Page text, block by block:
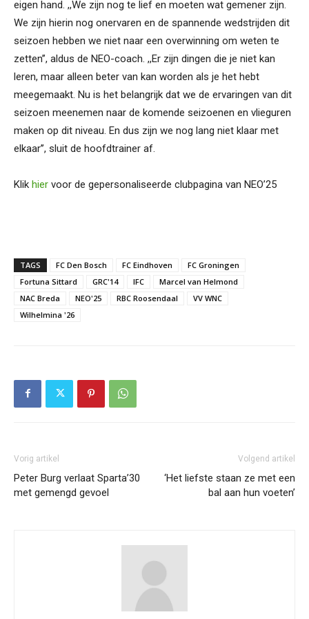
eigen hand. ,,We zijn nog te lief en moeten wat gemener zijn.
We zijn hierin nog onervaren en de spannende wedstrijden dit
seizoen hebben we niet naar een overwinning om weten te
zetten’’, aldus de NEO-coach. ,,Er zijn dingen die je niet kan
leren, maar alleen beter van kan worden als je het hebt
meegemaakt. Nu is het belangrijk dat we de ervaringen van dit
seizoen meenemen naar de komende seizoenen en vlieguren
maken op dit niveau. En dus zijn we nog lang niet klaar met
elkaar’’, sluit de hoofdtrainer af.
Klik hier voor de gepersonaliseerde clubpagina van NEO’25
TAGS FC Den Bosch FC Eindhoven
FC Groningen
Fortuna Sittard
GRC'14 IFC
Marcel van Helmond
NAC Breda
NEO'25 RBC Roosendaal
VV WNC
Wilhelmina '26
Vorig artikel
Peter Burg verlaat Sparta’30
met gemengd gevoel
Volgend artikel
‘Het liefste staan ze met een
bal aan hun voeten’